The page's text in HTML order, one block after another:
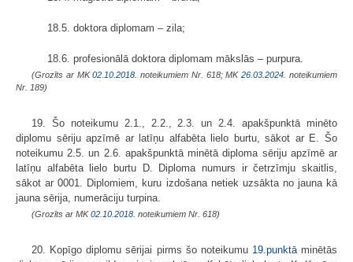
18.5. doktora diplomam – zila;
18.6. profesionālā doktora diplomam mākslās – purpura.
(Grozīts ar MK02.10.2018. noteikumiem Nr. 618; MK26.03.2024. noteikumiem
Nr. 189)
19. Šo noteikumu 2.1., 2.2., 2.3. un 2.4. apakšpunktā minēto
diplomu sēriju apzīmē ar latīņu alfabēta lielo burtu, sākot ar E. Šo
noteikumu 2.5. un 2.6. apakšpunktā minētā diploma sēriju apzīmē ar
latīņu alfabēta lielo burtu D. Diploma numurs ir četrzīmju skaitlis,
sākot ar 0001. Diplomiem, kuru izdošana netiek uzsākta no jauna kā
jauna sērija, numerāciju turpina.
(Grozīts ar MK02.10.2018. noteikumiem Nr. 618)
20. Kopīgo diplomu sērijai pirms šo noteikumu 19.punktāminētās